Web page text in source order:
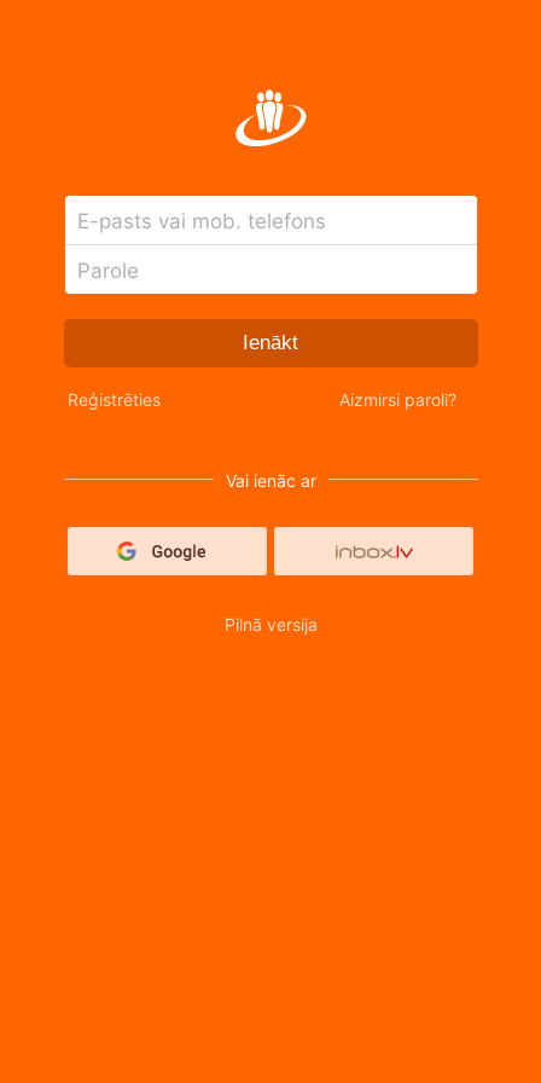
E-pasts vai mob. telefons
Parole
Ienākt
Reģistrēties Aizmirsi paroli?
Vai ienāc ar
Pilnā versija